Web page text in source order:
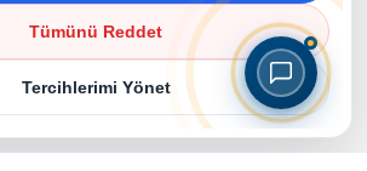
Tümünü Reddet
Tercihlerimi Yönet